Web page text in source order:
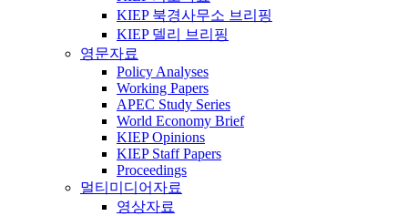
KIEP 북경사무소 브리핑
KIEP 델리 브리핑
영문자료
Policy Analyses
Working Papers
APEC Study Series
World Economy Brief
KIEP Opinions
KIEP Staff Papers
Proceedings
멀티미디어자료
영상자료